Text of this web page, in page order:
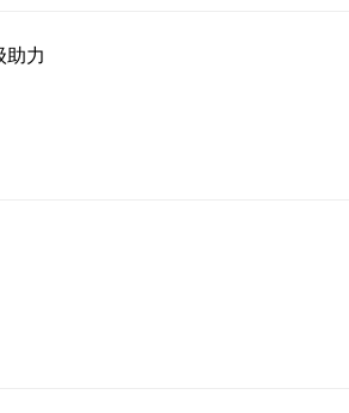
助力